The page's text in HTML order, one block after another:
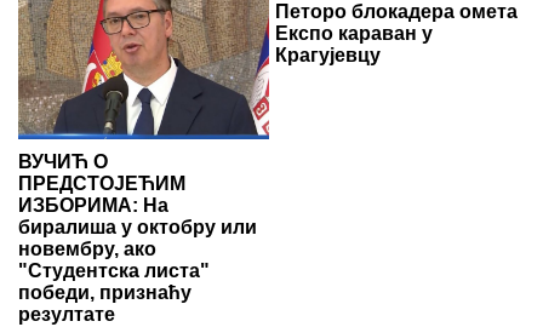
ВУЧИЋ О
ПРЕДСТОЈЕЋИМ
ИЗБОРИМА: На
биралиша у октобру или
новембру, ако
"Студентска листа"
победи, признаћу
резултате
Петоро блокадера омета
Експо караван у
Крагујевцу